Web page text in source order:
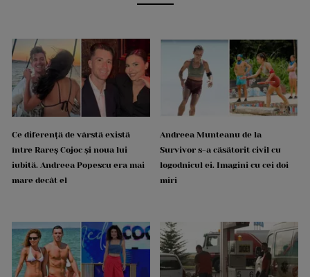
Ce diferență de vârstă există
între Rareș Cojoc și noua lui
iubită. Andreea Popescu era mai
mare decât el
Andreea Munteanu de la
Survivor s-a căsătorit civil cu
logodnicul ei. Imagini cu cei doi
miri